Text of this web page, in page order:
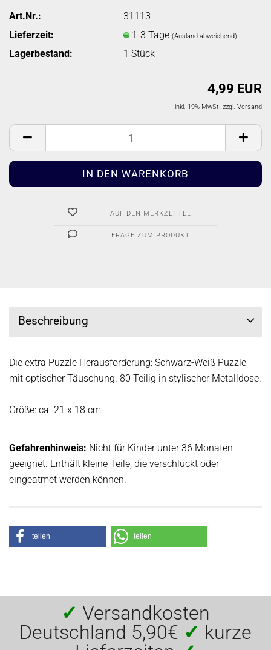
Art.Nr.:
31113
Lieferzeit:
1-3 Tage(Ausland abweichend)
Lagerbestand: 1Stück
4,99 EUR
inkl. 19% MwSt. zzgl. Versand
AUF DEN MERKZETTEL
FRAGE ZUM PRODUKT
Beschreibung
Die extra Puzzle Herausforderung: Schwarz-Weiß Puzzle
mit optischer Täuschung. 80 Teilig in stylischer Metalldose.
Größe: ca. 21 x 18 cm
Gefahrenhinweis: Nicht für Kinder unter 36 Monaten
geeignet. Enthält kleine Teile, die verschluckt oder
eingeatmet werden können.
teilen teilen
✓ Versandkosten
Deutschland 5,90€ ✓ kurze